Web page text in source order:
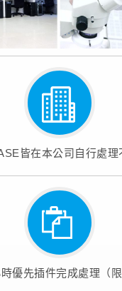
皆在本公司自行處理
優先插件完成處理（